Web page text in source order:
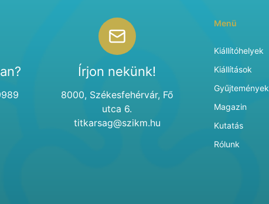
Írjon nekünk!
8000, Székesfehérvár, Fő
utca 6.
titkarsag@szikm.hu
Menü
Kiállítóhelyek
Kiállítások
Gyűjtemények
Magazin
Kutatás
Rólunk